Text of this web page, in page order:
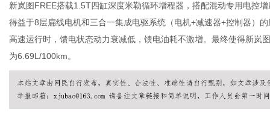
新岚图FREE搭载1.5T四缸深度米勒循环增程器，搭配混动专用电控
得益于8层扁线电机和三合一集成电驱系统（电机+减速器+控制器）
高速运行时，馈电状态动力衰减低，馈电油耗不激增。最终使得新岚
为6.69L/100km。